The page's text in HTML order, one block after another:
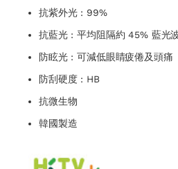
抗紫外光 : 99%
抗藍光 : 平均阻隔約 45% 藍光
防眩光 : 可減低眼睛疲倦及頭痛
防刮硬度 : HB
抗微生物
韓國製造